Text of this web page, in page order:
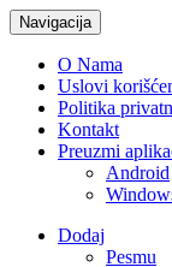
Navigacija
O Nama
Uslovi
Politika
Kontakt
Preuzmi
Android
Dodaj
Pesmu